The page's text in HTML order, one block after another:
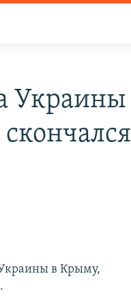
Украины
Украины в Крыму,